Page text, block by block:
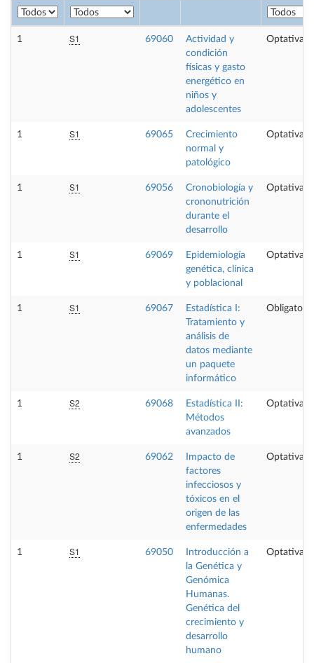
1 S1 69060
Actividad y
condición
físicas y gasto
energético en
niños y
adolescentes
Optativa
1 S1 69065
Crecimiento
normal y
patológico
Optativa
1 S1 69056
Cronobiología y
crononutrición
durante el
desarrollo
Optativa
1 S1 69069
Epidemiología
genética, clínica
y poblacional
Optativa
1 S1 69067
Estadística I:
Tratamiento y
análisis de
datos mediante
un paquete
informático
Obligatoria
1 S2 69068
Estadística II:
Métodos
avanzados
Optativa
1 S2 69062
Impacto de
factores
infecciosos y
tóxicos en el
origen de las
enfermedades
Optativa
1 S1 69050
Introducción a
la Genética y
Genómica
Humanas.
Genética del
crecimiento y
desarrollo
humano
Optativa